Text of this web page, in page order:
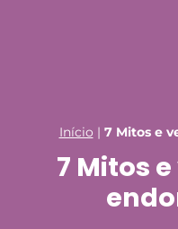
Início | 7 Mitos e
7 Mitos